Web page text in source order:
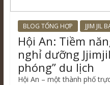
BLOG TỔNG HỢP JJIM JIL
Hội An: Tiềm
nghỉ dưỡng
phóng” du lịch
Hội An – một thành phố